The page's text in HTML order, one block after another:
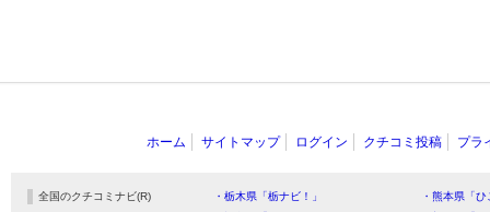
ホーム サイトマップ ログイン クチコミ投稿 プラ
全国のクチコミナビ(R) ・栃木県「栃ナビ！」
・熊本県「